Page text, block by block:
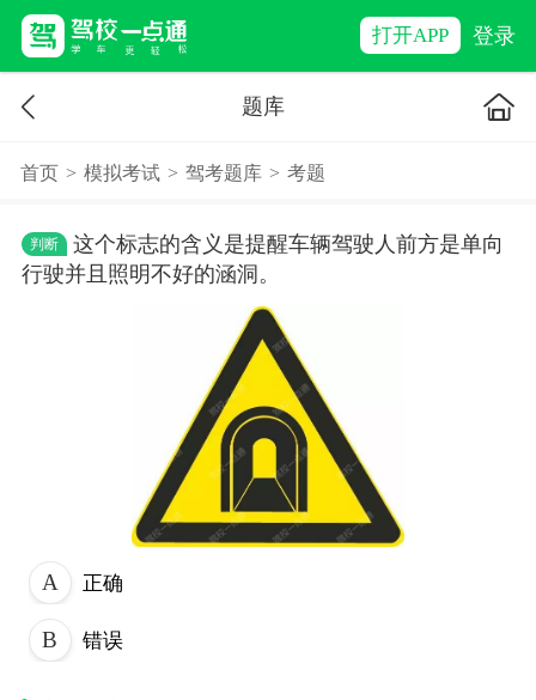
打开APP 登录
题库
首页 > 模拟考试 > 驾考题库 > 考题
判断
这个标志的含义是提醒车辆驾驶人前方是单向
行驶并且照明不好的涵洞。
正确
错误